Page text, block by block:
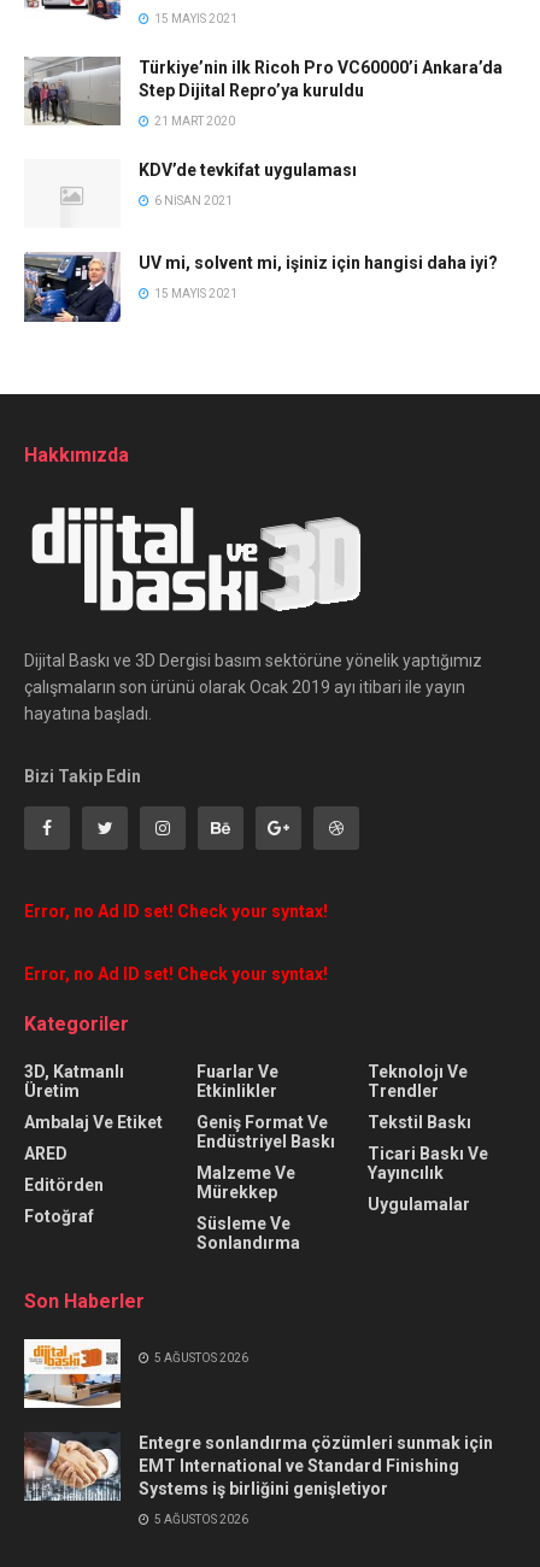
15 MAYIS 2021
Türkiye’nin ilk Ricoh Pro VC60000’i Ankara’da
Step Dijital Repro’ya kuruldu
21 MART 2020
KDV’de tevkifat uygulaması
6 NISAN 2021
UV mi, solvent mi, işiniz için hangisi daha iyi?
15 MAYIS 2021
Hakkımızda
Dijital Baskı ve 3D Dergisi basım sektörüne yönelik yaptığımız
çalışmaların son ürünü olarak Ocak 2019 ayı itibari ile yayın
hayatına başladı.
Bizi Takip Edin
Error, no Ad ID set! Check your syntax!
Error, no Ad ID set! Check your syntax!
Kategoriler
3D, Katmanlı
Üretim
Ambalaj Ve Etiket
ARED
Editörden
Fotoğraf
Fuarlar Ve
Etkinlikler
Geniş Format Ve
Endüstriyel Baskı
Malzeme Ve
Mürekkep
Süsleme Ve
Sonlandırma
Teknolojı Ve
Trendler
Tekstil Baskı
Ticari Baskı Ve
Yayıncılık
Uygulamalar
Son Haberler
5 AĞUSTOS 2026
Entegre sonlandırma çözümleri sunmak için
EMT International ve Standard Finishing
Systems iş birliğini genişletiyor
5 AĞUSTOS 2026